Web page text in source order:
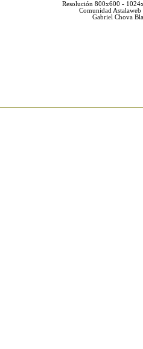
Resolución 800x600 -
Comunidad
Gabriel Chova